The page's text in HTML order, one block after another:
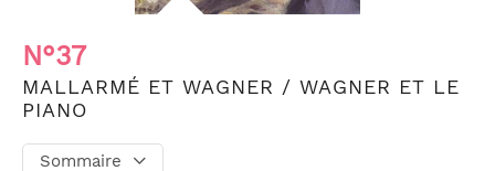
N°37
MALLARMÉ ET WAGNER / WAGNER ET LE
PIANO
Sommaire